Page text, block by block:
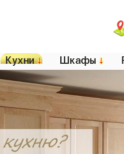
Кухни↓ Шкафы ↓